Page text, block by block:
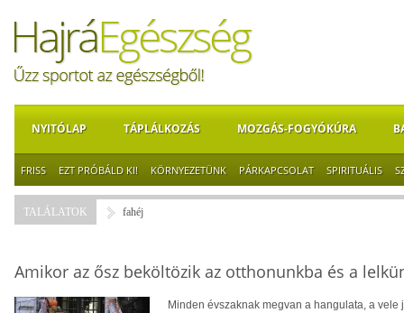
NYITÓLAP TÁPLÁLKOZÁS MOZGÁS-FOGYÓKÚRA
FRISS EZT PRÓBÁLD KI! KÖRNYEZETÜNK PÁRKAPCSOLAT SPIRITUÁLIS
TALÁLATOK fahéj
Amikor az ősz beköltözik az otthonunkba és a
Minden évszaknak megvan a hangulata, a